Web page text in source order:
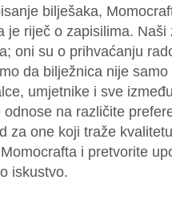
bilješaka,
je riječ o zapisilima. Naši
oni su o prihvaćanju
da bilježnica nije samo
umjetnike i sve
na različite
za one koji traže
i pretvorite
iskustvo.